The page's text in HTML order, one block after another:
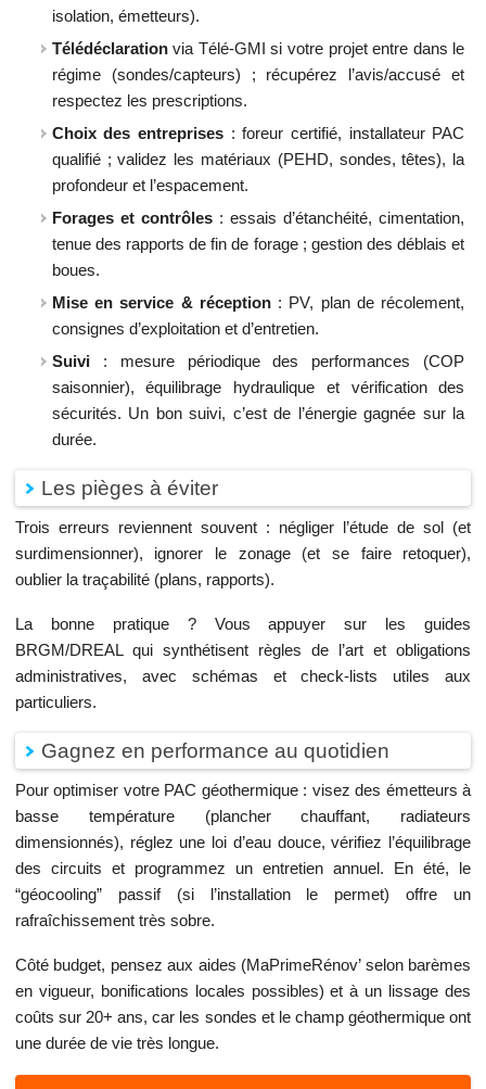
isolation, émetteurs).
Télédéclarationvia Télé-GMI si votre projet entre dans le
régime (sondes/capteurs) ; récupérez l’avis/accusé et
respectez les prescriptions.
Choix des entreprises : foreur certifié, installateur PAC
qualifié ; validez les matériaux (PEHD, sondes, têtes), la
profondeur et l’espacement.
Forages et contrôles: essais d’étanchéité, cimentation,
tenue des rapports de fin de forage ; gestion des déblais et
boues.
Mise en service & réception: PV, plan de récolement,
consignes d’exploitation et d’entretien.
Suivi: mesure périodique des performances (COP
saisonnier), équilibrage hydraulique et vérification des
sécurités. Un bon suivi, c’est de l’énergie gagnée sur la
durée.
Les pièges à éviter
Trois erreurs reviennent souvent : négliger l’étude de sol (et
surdimensionner), ignorer le zonage (et se faire retoquer),
oublier la traçabilité (plans, rapports).
La bonne pratique ? Vous appuyer sur les guides
BRGM/DREAL qui synthétisent règles de l’art et obligations
administratives, avec schémas et check-lists utiles aux
particuliers.
Gagnez en performance au quotidien
Pour optimiser votre PAC géothermique : visez des émetteurs à
basse température (plancher chauffant, radiateurs
dimensionnés), réglez une loi d’eau douce, vérifiez l’équilibrage
des circuits et programmez un entretien annuel. En été, le
“géocooling” passif (si l’installation le permet) offre un
rafraîchissement très sobre.
Côté budget, pensez aux aides (MaPrimeRénov’ selon barèmes
en vigueur, bonifications locales possibles) et à un lissage des
coûts sur 20+ ans, car les sondes et le champ géothermique ont
une durée de vie très longue.